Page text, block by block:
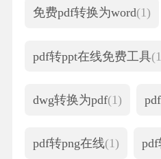
免费pdf转换为word(1)
pdf转ppt在线免费工具
dwg转换为pdf(1)
pdf转png在线(1) pdf